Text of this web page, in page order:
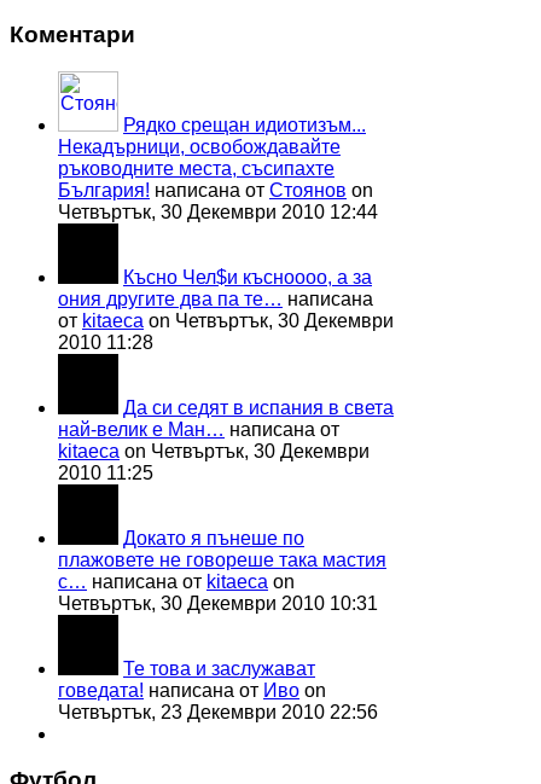
Коментари
Рядко срещан идиотизъм...
Некадърници, освобождавайте
ръководните места, съсипахте
България! написана от Стоянов on
Четвъртък, 30 Декември 2010 12:44
Късно Чел$и късноооо, а за
ония другите два па те… написана
от kitaeca on Четвъртък, 30 Декември
2010 11:28
Да си седят в испания в света
най-велик е Ман… написана от
kitaeca on Четвъртък, 30 Декември
2010 11:25
Докато я пънеше по
плажовете не говореше така мастия
с… написана от kitaeca on
Четвъртък, 30 Декември 2010 10:31
Те това и заслужават
говедата! написана от Иво on
Четвъртък, 23 Декември 2010 22:56